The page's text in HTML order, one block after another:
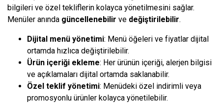
bilgileri ve özel tekliflerin kolayca yönetilmesini sağlar.
Menüler anında güncellenebilir ve değiştirilebilir.
Dijital menü yönetimi: Menü öğeleri ve fiyatlar dijital
ortamda hızlıca değiştirilebilir.
Ürün içeriği ekleme: Her ürünün içeriği, alerjen bilgisi
ve açıklamaları dijital ortamda saklanabilir.
Özel teklif yönetimi: Menüdeki özel indirimli veya
promosyonlu ürünler kolayca yönetilebilir.